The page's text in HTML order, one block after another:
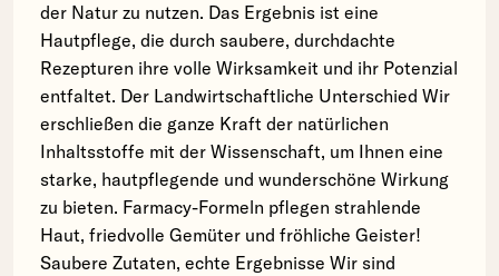
der Natur zu nutzen. Das Ergebnis ist eine
Hautpflege, die durch saubere, durchdachte
Rezepturen ihre volle Wirksamkeit und ihr Potenzial
entfaltet. Der Landwirtschaftliche Unterschied Wir
erschließen die ganze Kraft der natürlichen
Inhaltsstoffe mit der Wissenschaft, um Ihnen eine
starke, hautpflegende und wunderschöne Wirkung
zu bieten. Farmacy-Formeln pflegen strahlende
Haut, friedvolle Gemüter und fröhliche Geister!
Saubere Zutaten, echte Ergebnisse Wir sind